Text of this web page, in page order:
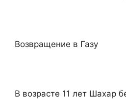
Возвращение в Газу
В возрасте 11 лет Шахар